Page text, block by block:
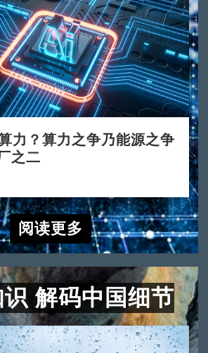
力？算力之争乃能源之争
之二
阅读更多
解码中国细节